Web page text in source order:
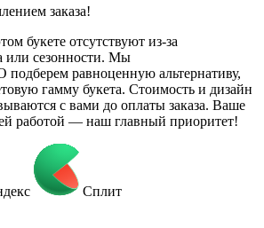
заказа!
букете отсутствуют из-за
или сезонности. Мы
равноценную альтернативу,
гамму букета. Стоимость и дизайн
с вами до оплаты заказа. Ваше
работой — наш главный приоритет!
Сплит